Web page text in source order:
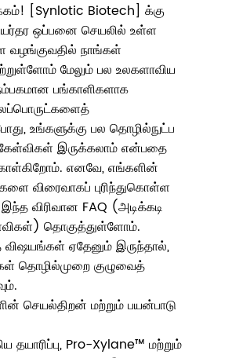
[Synlotic Biotech] க்கு
ஒப்பனை செயலில் உள்ள
வழங்குவதில் நாங்கள்
மேலும் பல உலகளாவிய
பங்காளிகளாக
​​உங்களுக்கு பல தொழில்நுட்ப
இருக்கலாம் என்பதை
எனவே, எங்களின்
விரைவாகப் புரிந்துகொள்ள
விரிவான FAQ (அடிக்கடி
தொகுத்துள்ளோம்.
விஷயங்கள் ஏதேனும் இருந்தால்,
தொழில்முறை குழுவைத்
செயல்திறன் மற்றும் பயன்பாடு
தயாரிப்பு, Pro-Xylane™ மற்றும்